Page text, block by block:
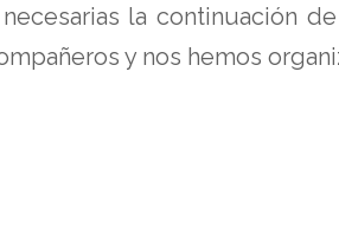
la continuación
y nos hemos